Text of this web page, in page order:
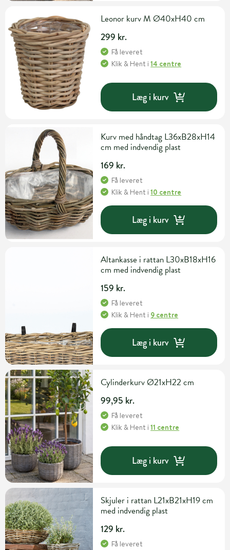
Leonor kurv M Ø40xH40 cm
299 kr.
Få leveret
Klik & Hent i14 centre
Læg i kurv
Kurv med håndtag L36xB28xH14
cm med indvendig plast
169 kr.
Få leveret
Klik & Hent i10 centre
Læg i kurv
Altankasse i rattan L30xB18xH16
cm med indvendig plast
159 kr.
Få leveret
Klik & Hent i 9 centre
Læg i kurv
Cylinderkurv Ø21xH22 cm
99,95 kr.
Få leveret
Klik & Hent i11 centre
Læg i kurv
Skjuler i rattan L21xB21xH19 cm
med indvendig plast
129 kr.
Få leveret